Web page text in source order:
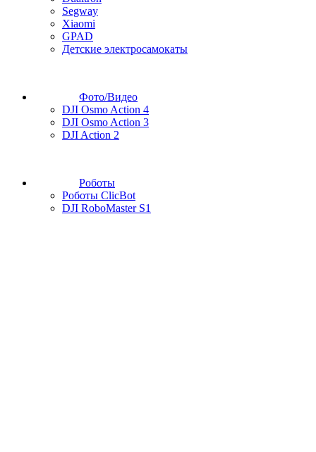
Segway
Xiaomi
GPAD
Детские электросамокаты
Фото/Видео
DJI Osmo Action 4
DJI Osmo Action 3
DJI Action 2
Роботы
Роботы ClicBot
DJI RoboMaster S1